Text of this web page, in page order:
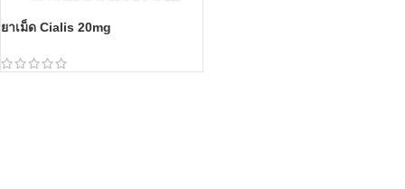
ยาเม็ด Cialis 20mg